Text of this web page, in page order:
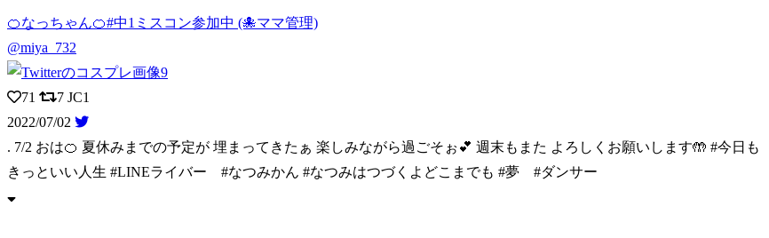
🍊なっちゃん🍊#中1ミスコン参加中 (🐙ママ管理)
@miya_732
71 7 JC1
2022/07/02
. 7/2 おは🍊 夏休みまでの予定が 埋まってきたぁ 楽しみながら過ごそぉ💕 週末もまた よろしくお願いします🤲 #今日も
きっといい人生 #LINEライバー #なつみかん #なつみはつづくよどこまでも #夢 #ダンサー